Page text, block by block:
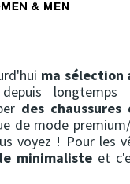
ma sélection
longtemps
des
de mode
voyez ! Pour les
minimaliste et